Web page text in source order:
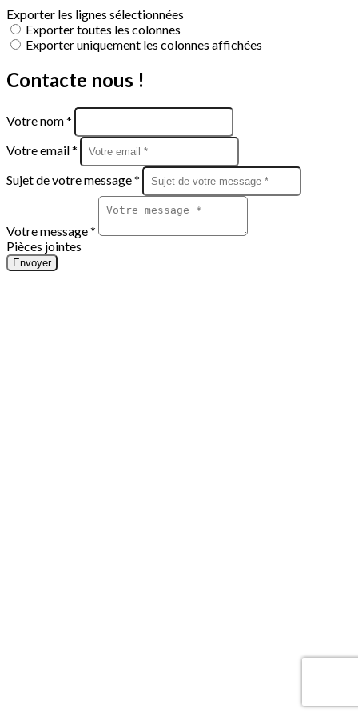
Exporter les lignes sélectionnées
Exporter toutes les colonnes
Exporter uniquement les colonnes affichées
Contacte nous !
Votre nom *
Votre email *
Sujet de votre message *
Votre message *
Pièces jointes
Envoyer